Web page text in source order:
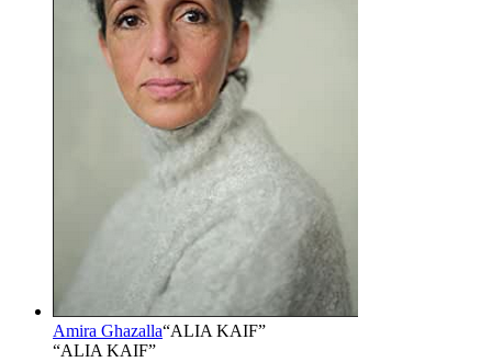
Amira Ghazalla“ALIA KAIF”
“ALIA KAIF”